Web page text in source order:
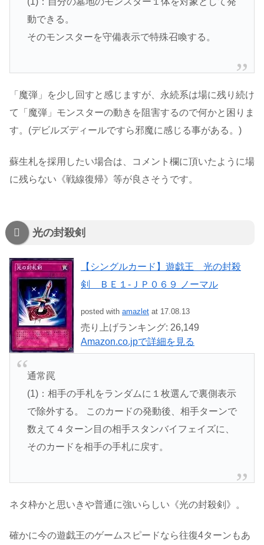
動できる。
そのモンスターを守備表示で特殊召喚する。
「魔弾」を少し回すと感じますが、永続系は場に残り続け
て「魔弾」モンスターの動きを阻害するので何かと困りま
す。(デビルズディールですら邪魔に感じる事がある。)
蘇生札を採用したい場合は、コメント欄に頂いたように場
に残らない《戦線復帰》等が良さそうです。
光の封殺剣
【シングルカード】遊戯王 光の封殺
剣 ＢＥ１-ＪＰ０６９ ノーマル
posted with amazlet at 17.08.13
売り上げランキング: 26,149
Amazon.co.jpで詳細を見る
通常罠
(1)：相手の手札をランダムに１枚選んで裏側表示
で除外する。 このカードの発動後、相手ターンで
数えて４ターン目の相手スタンバイフェイズに、
そのカードを相手の手札に戻す。
ネタ枠かと思いきや普通に強いらしい《光の封殺剣》。
確かに今の遊戯王のゲームスピードなら往復4ターンもあ